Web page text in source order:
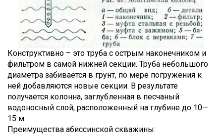
Конструктивно – это труба с острым наконечником и
фильтром в самой нижней секции. Труба небольшого
диаметра забивается в грунт, по мере погружения к
ней добавляются новые секции. В результате
получается колонна, заглубленная в песчаный
водоносный слой, расположенный на глубине до 10—
15 м.
Преимущества абиссинской скважины: